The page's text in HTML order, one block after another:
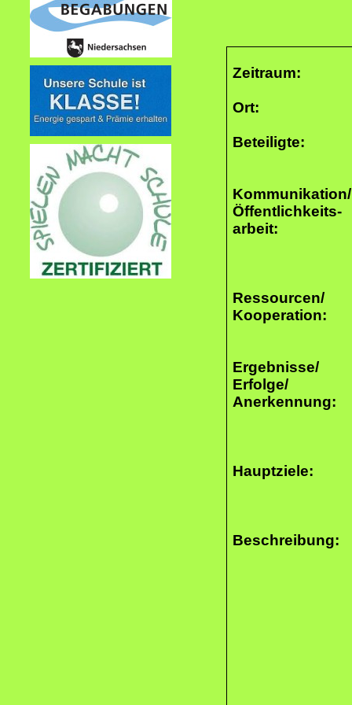
Zeitraum:
Ort:
Beteiligte:
Kommunikation/
Öffentlichkeits-
arbeit:
Ressourcen/
Kooperation:
Ergebnisse/
Erfolge/
Anerkennung:
Hauptziele:
Beschreibung: